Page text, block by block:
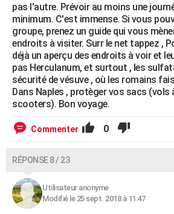
pas l'autre. Prévoir au moins une
minimum. C'est immense. Si vous
groupe, prenez un guide qui vous
endroits à visiter. Surr le net tappez ,
déjà un aperçu des endroits à voir et
pas Herculanum, et surtout , les
sécurité de vésuve , où les romains
Dans Naples , protèger vos sacs (vols
scooters). Bon voyage.
Commenter 0
RÉPONSE 8 / 23
Utilisateur anonyme
Modifié le 25 sept. 2018 à 11:47